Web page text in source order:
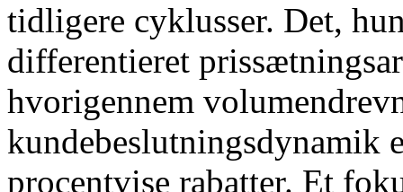
tidligere cyklusser. Det,
differentieret
hvorigennem
kundebeslutningsdynamik
procentvise rabatter. Et